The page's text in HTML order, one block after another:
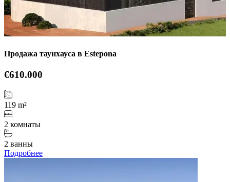
Продажа таунхауса в Estepona
€610.000
119 m²
2 комнаты
2 ванны
Подробнее